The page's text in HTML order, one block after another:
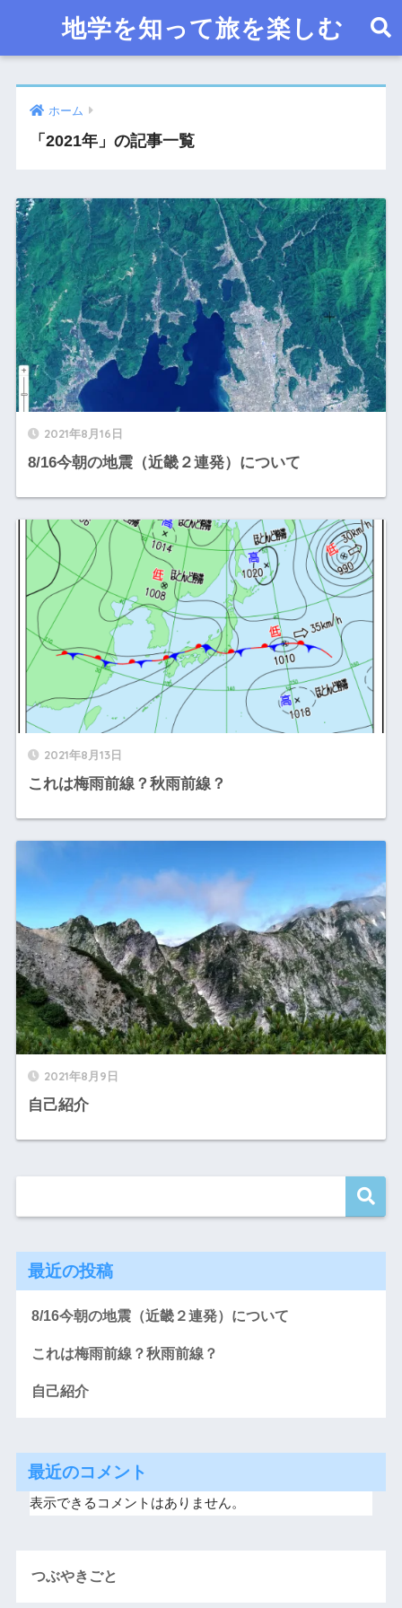
地学を知って旅を楽しむ
ホーム
「2021年」の記事一覧
2021年8月16日
8/16今朝の地震（近畿２連発）について
2021年8月13日
これは梅雨前線？秋雨前線？
2021年8月9日
自己紹介
最近の投稿
8/16今朝の地震（近畿２連発）について
これは梅雨前線？秋雨前線？
自己紹介
最近のコメント
表示できるコメントはありません。
つぶやきごと